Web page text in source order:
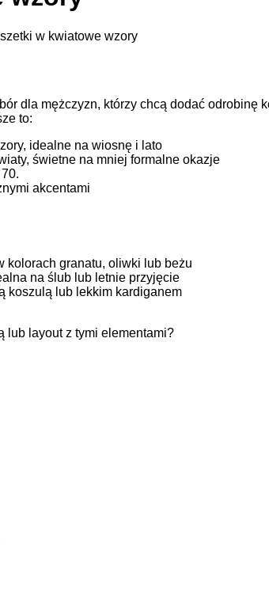
w kwiatowe wzory
dla mężczyzn, którzy chcą dodać
to:
idealne na wiosnę i lato
świetne na mniej formalne okazje
akcentami
kolorach granatu, oliwki lub beżu
na ślub lub letnie przyjęcie
koszulą lub lekkim kardiganem
lub layout z tymi elementami?